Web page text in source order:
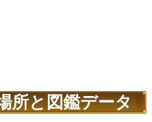
所と図鑑データ